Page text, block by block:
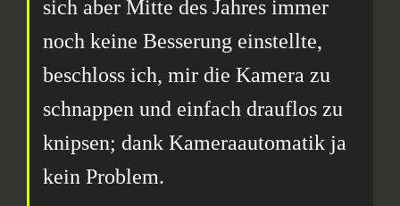
sich aber Mitte des Jahres immer
noch keine Besserung einstellte,
beschloss ich, mir die Kamera zu
schnappen und einfach drauflos zu
knipsen; dank Kameraautomatik ja
kein Problem.